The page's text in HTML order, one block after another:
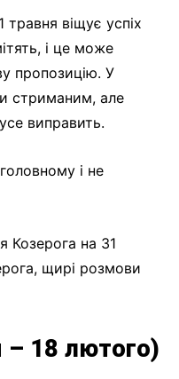
віщує успіх
і це може
пропозицію. У
стриманим, але
виправить.
і не
Козерога на 31
щирі розмови
– 18 лютого)